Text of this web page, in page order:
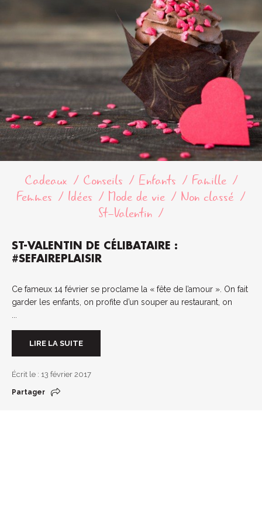
Cadeaux Conseils Enfants
Famille
Femmes
Idées Mode de vie
Non classé
St-Valentin
ST-VALENTIN DE CÉLIBATAIRE :
#SEFAIREPLAISIR
Ce fameux 14 février se proclame la « fête de l’amour ». On fait
garder les enfants, on profite d’un souper au restaurant, on
LIRE LA SUITE
Écrit le : 13 février 2017
Partager